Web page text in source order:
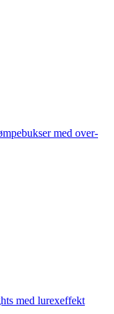
med over-
med lurexeffekt